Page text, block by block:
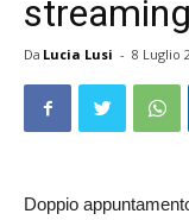
Da Lucia Lusi - 8 Luglio
Doppio